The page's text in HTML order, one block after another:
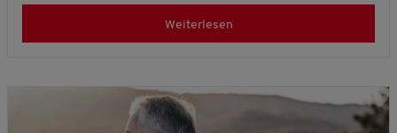
Weiterlesen